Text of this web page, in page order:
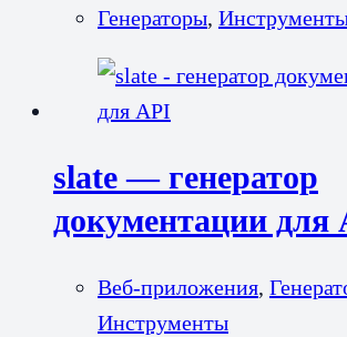
Генераторы,
slate — генератор
документации для
Веб-приложения,
Инструменты